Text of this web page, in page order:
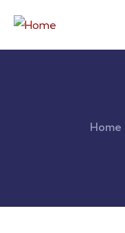
Home